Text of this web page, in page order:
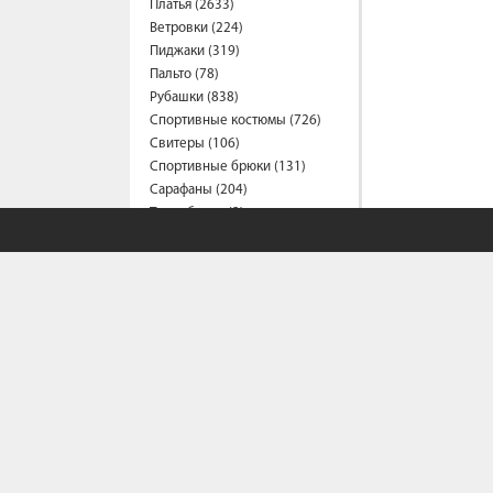
Платья (2633)
Ветровки (224)
Пиджаки (319)
Пальто (78)
Рубашки (838)
Спортивные костюмы (726)
Свитеры (106)
Спортивные брюки (131)
Сарафаны (204)
Термобелье (2)